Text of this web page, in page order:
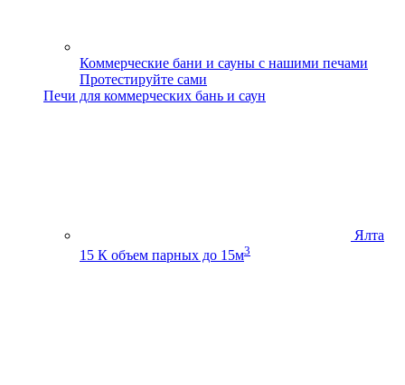
Коммерческие бани и сауны с нашими печами
Протестируйте сами
Печи для коммерческих бань и саун
Ялта
15 К объем парных до 15м3